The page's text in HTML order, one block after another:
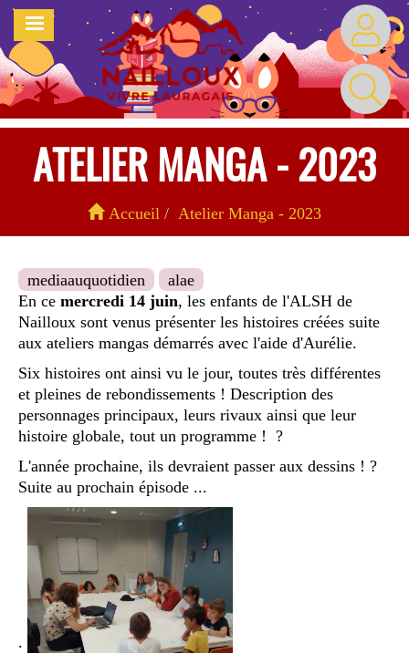
Aller
contenu
principal
MENU
ATELIER MANGA - 2023
Accueil Atelier Manga - 2023
mediaauquotidien
alae
En ce mercredi 14 juin, les enfants de l'ALSH de
Nailloux sont venus présenter les histoires créées suite
aux ateliers mangas démarrés avec l'aide d'Aurélie.
Six histoires ont ainsi vu le jour, toutes très différentes
et pleines de rebondissements ! Description des
personnages principaux, leurs rivaux ainsi que leur
histoire globale, tout un programme ! ?
L'année prochaine, ils devraient passer aux dessins ! ?
Suite au prochain épisode ...
.